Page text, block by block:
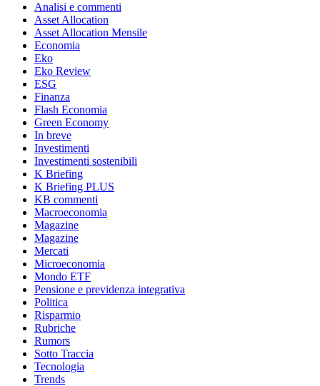
Analisi e commenti
Asset Allocation
Asset Allocation Mensile
Economia
Eko
Eko Review
ESG
Finanza
Flash Economia
Green Economy
In breve
Investimenti
Investimenti sostenibili
K Briefing
K Briefing PLUS
KB commenti
Macroeconomia
Magazine
Magazine
Mercati
Microeconomia
Mondo ETF
Pensione e previdenza integrativa
Politica
Risparmio
Rubriche
Rumors
Sotto Traccia
Tecnologia
Trends